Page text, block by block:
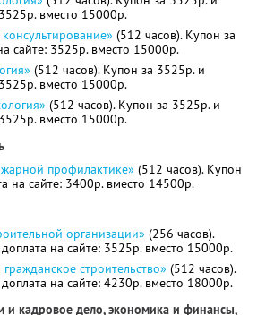
вместо 15000р.
(512 часов). Купон за
сайте: 3525р. вместо 15000р.
(512 часов). Купон за 3525р. и
вместо 15000р.
(512 часов). Купон за 3525р. и
вместо 15000р.
профилактике» (512 часов). Купон
на сайте: 3400р. вместо 14500р.
организации» (256 часов).
на сайте: 3525р. вместо 15000р.
строительство» (512 часов).
на сайте: 4230р. вместо 18000р.
и кадровое дело, экономика и финансы,